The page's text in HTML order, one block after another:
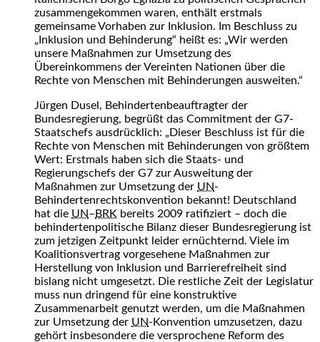
zusammengekommen waren, enthält erstmals
gemeinsame Vorhaben zur Inklusion. Im Beschluss zu
„Inklusion und Behinderung“ heißt es: „Wir werden
unsere Maßnahmen zur Umsetzung des
Übereinkommens der Vereinten Nationen über die
Rechte von Menschen mit Behinderungen ausweiten.“
Jürgen Dusel, Behindertenbeauftragter der
Bundesregierung, begrüßt das Commitment der G7-
Staatschefs ausdrücklich: „Dieser Beschluss ist für die
Rechte von Menschen mit Behinderungen von größtem
Wert: Erstmals haben sich die Staats- und
Regierungschefs der G7 zur Ausweitung der
Maßnahmen zur Umsetzung der UN-
Behindertenrechtskonvention bekannt! Deutschland
hat die UN– BRK bereits 2009 ratifiziert – doch die
behindertenpolitische Bilanz dieser Bundesregierung ist
zum jetzigen Zeitpunkt leider ernüchternd. Viele im
Koalitionsvertrag vorgesehene Maßnahmen zur
Herstellung von Inklusion und Barrierefreiheit sind
bislang nicht umgesetzt. Die restliche Zeit der Legislatur
muss nun dringend für eine konstruktive
Zusammenarbeit genutzt werden, um die Maßnahmen
zur Umsetzung der UN-Konvention umzusetzen, dazu
gehört insbesondere die versprochene Reform des